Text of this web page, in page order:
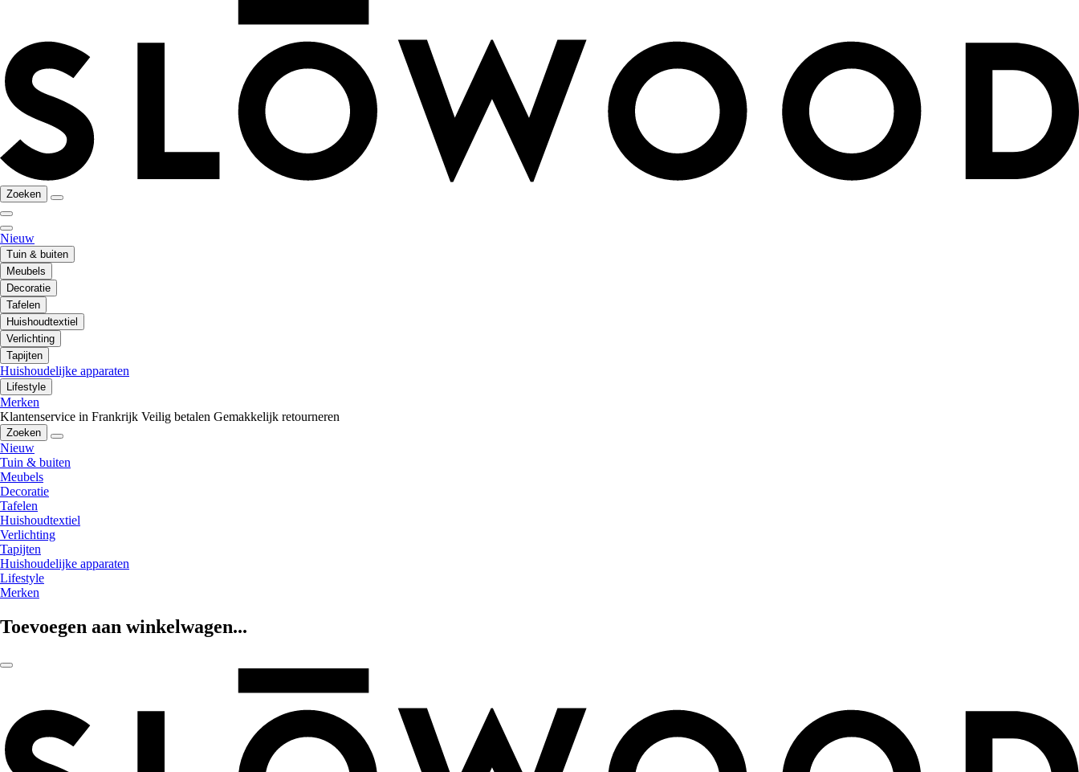
Zoeken
Nieuw
Tuin & buiten
Meubels
Decoratie
Tafelen
Huishoudtextiel
Verlichting
Tapijten
Huishoudelijke apparaten
Lifestyle
Merken
Klantenservice in Frankrijk Veilig betalen Gemakkelijk retourneren
Zoeken
Nieuw
Tuin & buiten
Meubels
Decoratie
Tafelen
Huishoudtextiel
Verlichting
Tapijten
Huishoudelijke apparaten
Lifestyle
Merken
Toevoegen aan winkelwagen...